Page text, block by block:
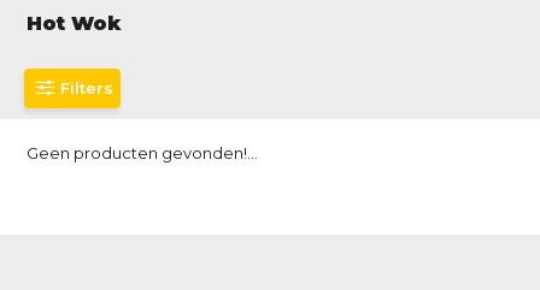
Hot Wok
Filters
Geen producten gevonden!...